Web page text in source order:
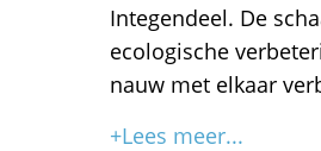
Integendeel. De
ecologische
nauw met elkaar
+Lees meer...